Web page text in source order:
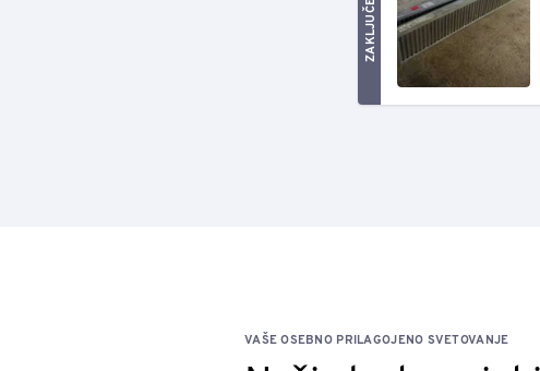
ZAKLJUČENO
VAŠE OSEBNO PRILAGOJENO SVETOVANJE